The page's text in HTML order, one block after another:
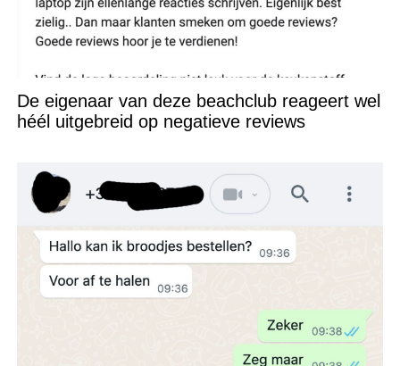
De eigenaar van deze beachclub reageert wel
héél uitgebreid op negatieve reviews